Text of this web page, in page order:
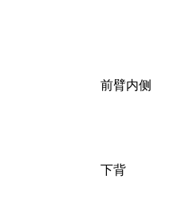
前臂内侧
下背